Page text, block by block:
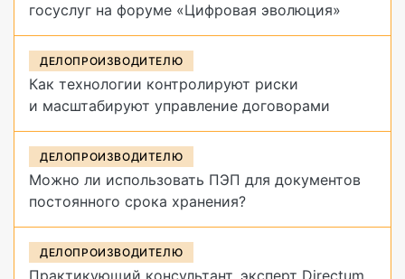
госуслуг на форуме «Цифровая эволюция»
ДЕЛОПРОИЗВОДИТЕЛЮ
Как технологии контролируют риски
и масштабируют управление договорами
ДЕЛОПРОИЗВОДИТЕЛЮ
Можно ли использовать ПЭП для документов
постоянного срока хранения?
ДЕЛОПРОИЗВОДИТЕЛЮ